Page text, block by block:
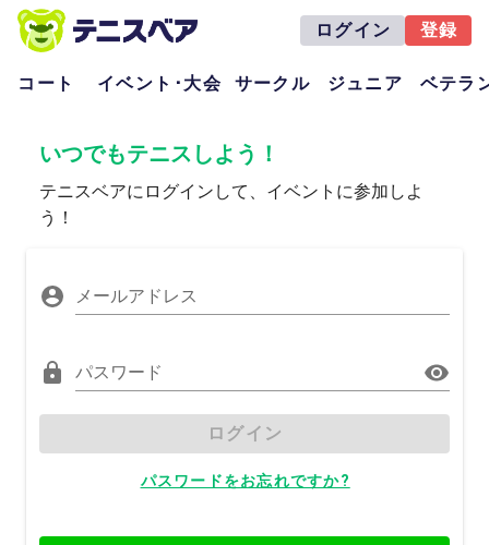
ログイン 登録
コート イベント･大会 サークル ジュニア ベテラ
いつでもテニスしよう！
テニスベアにログインして、イベントに参加しよ
う！
メールアドレス
パスワード
ログイン
パスワードをお忘れですか?